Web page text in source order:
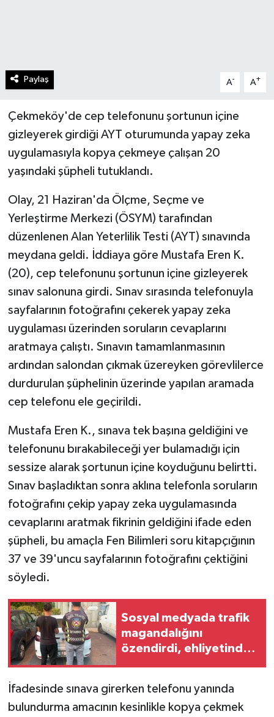
Paylaş A- A+
Çekmeköy'de cep telefonunu şortunun içine
gizleyerek girdiği AYT oturumunda yapay zeka
uygulamasıyla kopya çekmeye çalışan 20
yaşındaki şüpheli tutuklandı.
Olay, 21 Haziran'da Ölçme, Seçme ve
Yerleştirme Merkezi (ÖSYM) tarafından
düzenlenen Alan Yeterlilik Testi (AYT) sınavında
meydana geldi. İddiaya göre Mustafa Eren K.
(20), cep telefonunu şortunun içine gizleyerek
sınav salonuna girdi. Sınav sırasında telefonuyla
sayfalarının fotoğrafını çekerek yapay zeka
uygulaması üzerinden soruların cevaplarını
aratmaya çalıştı. Sınavın tamamlanmasının
ardından salondan çıkmak üzereyken görevlilerce
durdurulan şüphelinin üzerinde yapılan aramada
cep telefonu ele geçirildi.
Mustafa Eren K., sınava tek başına geldiğini ve
telefonunu bırakabileceği yer bulamadığı için
sessize alarak şortunun içine koyduğunu belirtti.
Sınav başladıktan sonra aklına telefonla soruların
fotoğrafını çekip yapay zeka uygulamasında
cevaplarını aratmak fikrinin geldiğini ifade eden
şüpheli, bu amaçla Fen Bilimleri soru kitapçığının
37 ve 39'uncu sayfalarının fotoğrafını çektiğini
söyledi.
Sosyal medyada trafik
magandalığını
özendirdi, ehliyetinden
İfadesinde sınava girerken telefonu yanında
bulundurma amacının kesinlikle kopya çekmek